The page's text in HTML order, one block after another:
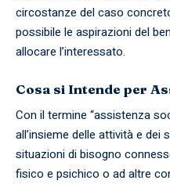
circostanze del caso
possibile le aspirazioni del
allocare l’interessato.
Cosa si Intende per
Con il termine “assistenza
all’insieme delle attività e dei
situazioni di bisogno
fisico e psichico o ad altre